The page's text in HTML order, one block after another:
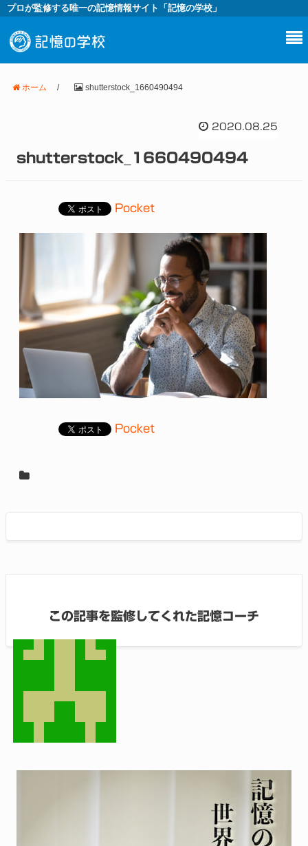
プロが監修する唯一の記憶情報サイト「記憶の学校」
ホーム / shutterstock_1660490494
2020.08.25
shutterstock_1660490494
Pocket
Pocket
この記事を監修してくれた記憶コーチ